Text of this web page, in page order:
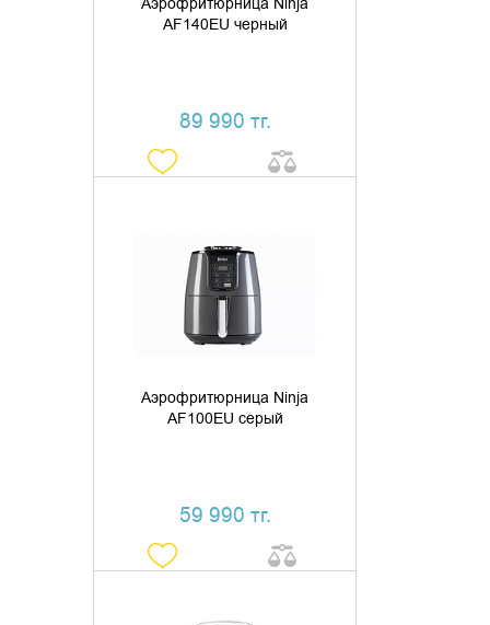
AF140EU черный
89 990 тг.
Аэрофритюрница Ninja
AF100EU серый
59 990 тг.
КУПИТЬ В 1 КЛИК